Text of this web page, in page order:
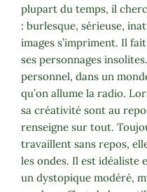
plupart du temps, il
: burlesque, sérieuse,
images s’impriment. Il
ses personnages
personnel, dans un
qu’on allume la radio.
sa créativité sont au
renseigne sur tout.
travaillent sans repos,
les ondes. Il est idéaliste
un dystopique modéré,